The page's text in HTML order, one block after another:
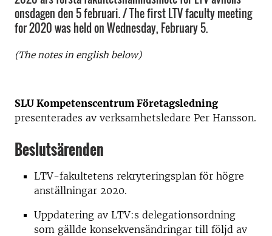
onsdagen den 5 februari. / The first LTV faculty meeting
for 2020 was held on Wednesday, February 5.
(The notes in english below)
SLU Kompetenscentrum Företagsledning
presenterades av verksamhetsledare Per Hansson.
Beslutsärenden
LTV-fakultetens rekryteringsplan för högre
anställningar 2020.
Uppdatering av LTV:s delegationsordning
som gällde konsekvensändringar till följd av